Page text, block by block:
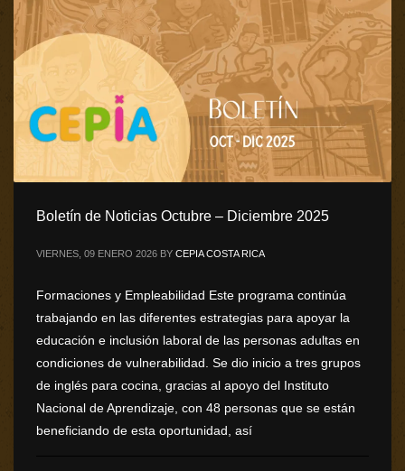
Boletín de Noticias Octubre – Diciembre 2025
VIERNES, 09 ENERO 2026 BY CEPIA COSTA RICA
Formaciones y Empleabilidad Este programa continúa
trabajando en las diferentes estrategias para apoyar la
educación e inclusión laboral de las personas adultas en
condiciones de vulnerabilidad. Se dio inicio a tres grupos
de inglés para cocina, gracias al apoyo del Instituto
Nacional de Aprendizaje, con 48 personas que se están
beneficiando de esta oportunidad, así